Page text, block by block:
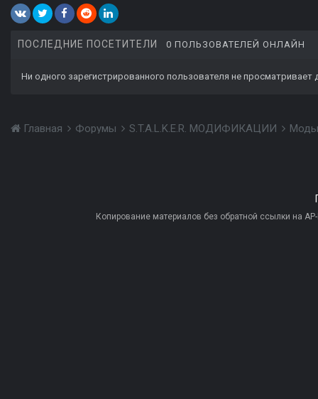
ПОСЛЕДНИЕ ПОСЕТИТЕЛИ 0 ПОЛЬЗОВАТЕЛЕЙ ОНЛАЙН
Ни одного зарегистрированного пользователя не просматривает
Главная Форумы S.T.A.L.K.E.R. МОДИФИКАЦИИ
Копирование материалов без обратной ссылки на